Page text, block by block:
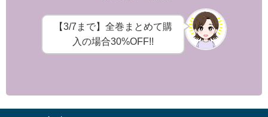
【3/7まで】全巻まとめて購
入の場合30%OFF!!